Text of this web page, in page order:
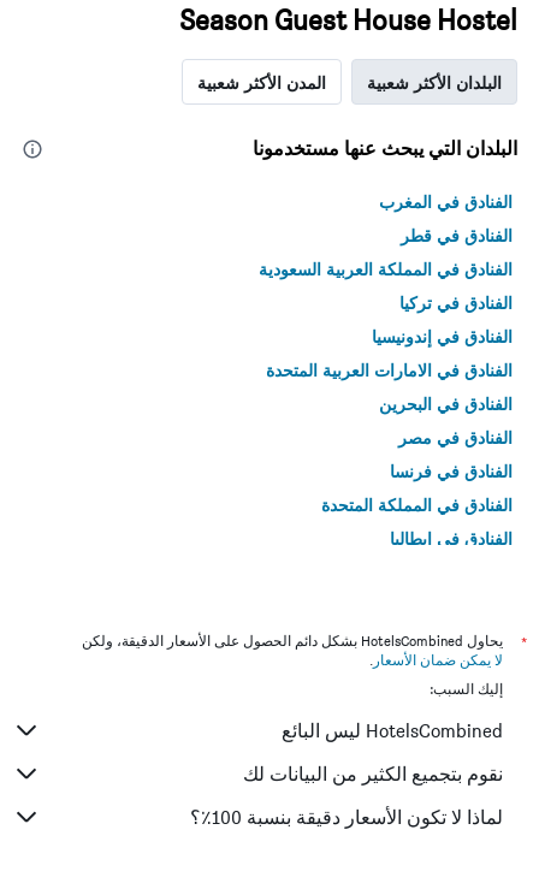
Season Guest House Hostel
البلدان الأكثر شعبية المدن الأكثر شعبية
البلدان التي يبحث عنها مستخدمونا
الفنادق في المغرب
الفنادق في قطر
الفنادق في المملكة العربية السعودية
الفنادق في تركيا
الفنادق في إندونيسيا
الفنادق في الامارات العربية المتحدة
الفنادق في البحرين
الفنادق في مصر
الفنادق في فرنسا
الفنادق في المملكة المتحدة
الفنادق في إيطاليا
*
يحاول HotelsCombined بشكل دائم الحصول على الأسعار الدقيقة، ولكن
لا يمكن ضمان الأسعار .
إليك السبب:
HotelsCombined ليس البائع
نقوم بتجميع الكثير من البيانات لك
لماذا لا تكون الأسعار دقيقة بنسبة 100٪؟